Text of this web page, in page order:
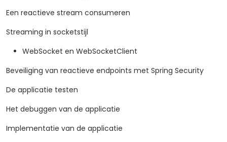
Een reactieve stream consumeren
Streaming in socketstijl
WebSocket en WebSocketClient
Beveiliging van reactieve endpoints met Spring Security
De applicatie testen
Het debuggen van de applicatie
Implementatie van de applicatie